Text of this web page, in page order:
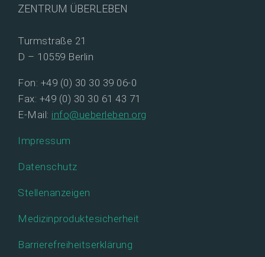
ZENTRUM ÜBERLEBEN
Turmstraße 21
D – 10559 Berlin
Fon: +49 (0) 30 30 39 06-0
Fax: +49 (0) 30 30 61 43 71
E-Mail: info@ueberleben.org
Impressum
Datenschutz
Stellenanzeigen
Medizinproduktesicherheit
Barrierefreiheitserklärung